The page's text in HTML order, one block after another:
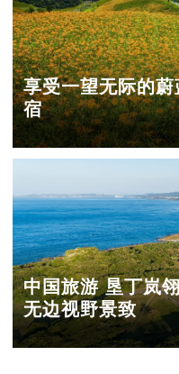
享受一望无际的
宿
中国旅游 垦丁岚
无边视野景致